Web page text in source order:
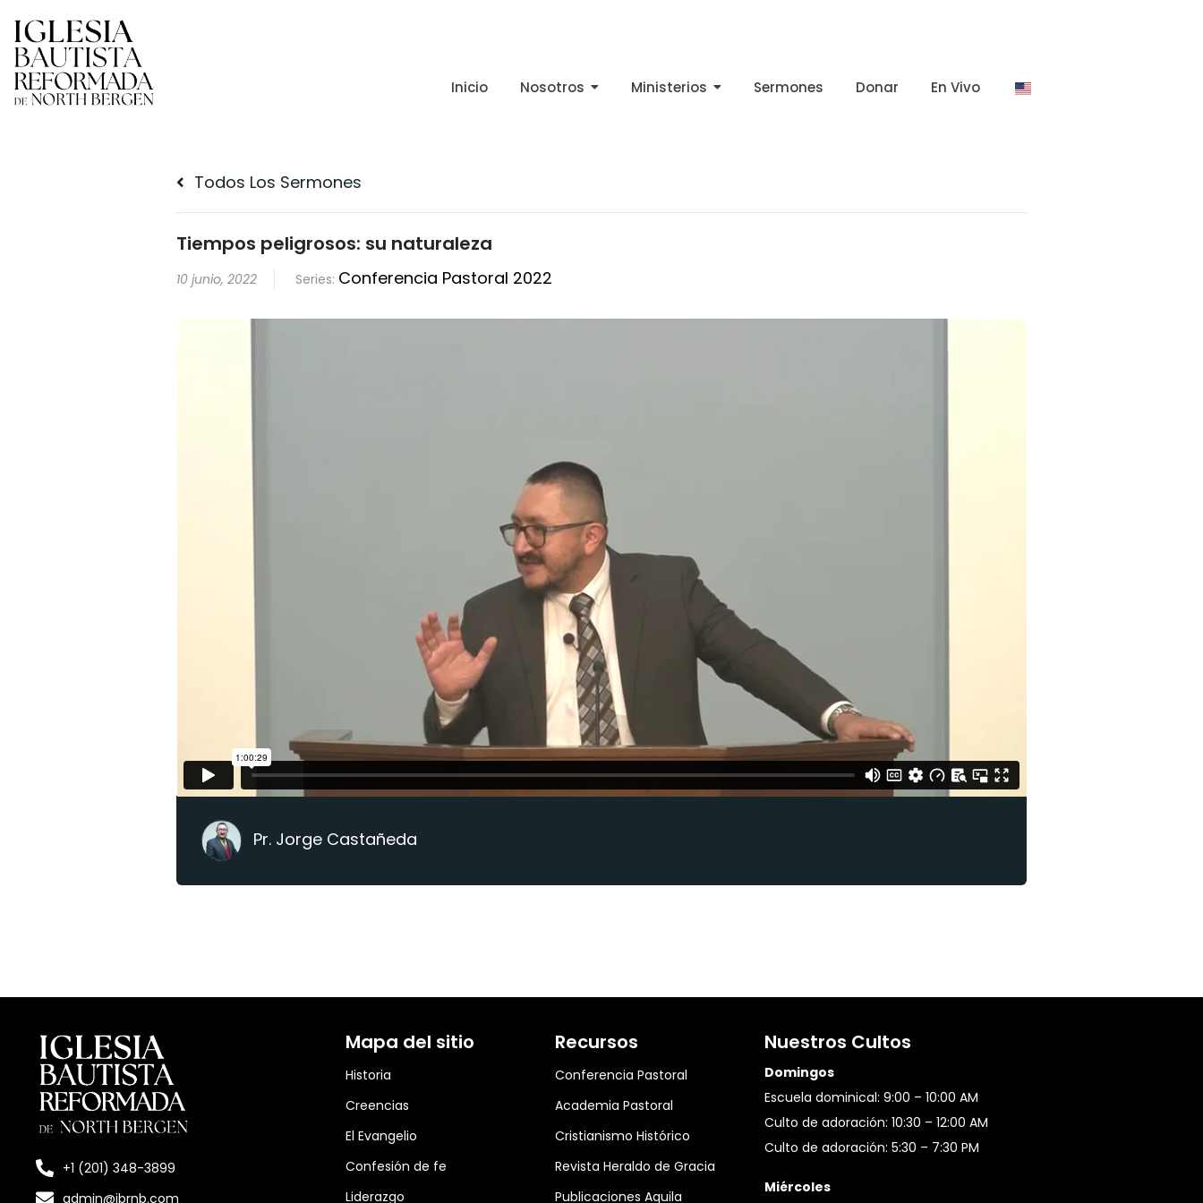
Inicio Nosotros Ministerios Sermones Donar En Vivo
Todos Los Sermones
Tiempos peligrosos: su naturaleza
10 junio, 2022 Series: Conferencia Pastoral 2022
Pr. Jorge Castañeda
+1 (201) 348-3899
admin@ibrnb.com
Mapa del sitio
Historia
Creencias
El Evangelio
Confesión de fe
Liderazgo
Recursos
Conferencia Pastoral
Academia Pastoral
Cristianismo Histórico
Revista Heraldo de Gracia
Publicaciones Aquila
Nuestros Cultos
Domingos
Escuela dominical: 9:00 – 10:00 AM
Culto de adoración: 10:30 – 12:00 AM
Culto de adoración: 5:30 – 7:30 PM
Miércoles